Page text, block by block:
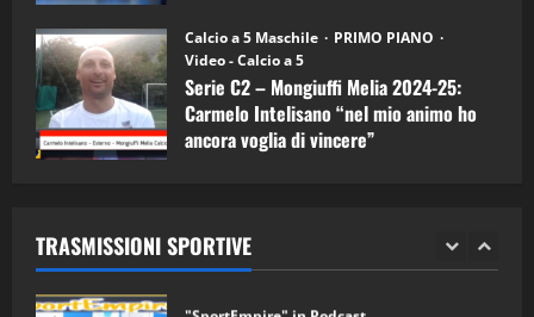
Calcio a 5 Maschile
PRIMO PIANO
Video - Calcio a 5
Serie C2 – Mongiuffi Melia 2024-25:
Carmelo Intelisano “nel mio animo ho
ancora voglia di vincere”
TRASMISSIONI SPORTIVE
1
“SportEmpire” in Podcast: 30^ Puntata
(Martedi 05 Maggio 2026)
08/05/2026
2 28/04/2026